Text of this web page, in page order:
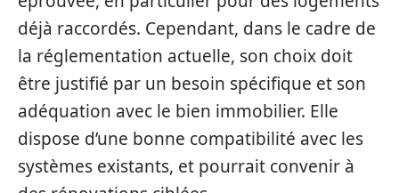
déjà raccordés. Cependant, dans le cadre de
la réglementation actuelle, son choix doit
être justifié par un besoin spécifique et son
adéquation avec le bien immobilier. Elle
dispose d’une bonne compatibilité avec les
systèmes existants, et pourrait convenir à